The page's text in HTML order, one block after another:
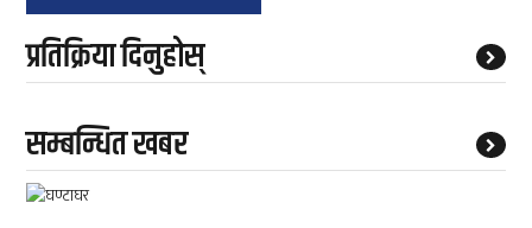
प्रतिक्रिया दिनुहोस्
सम्बन्धित खबर